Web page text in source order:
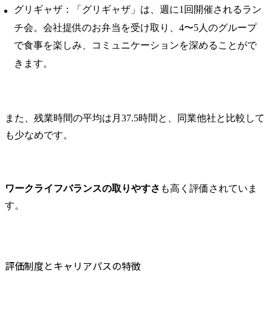
グリギャザ：「グリギャザ」は、週に1回開催されるラン
チ会。会社提供のお弁当を受け取り、4〜5人のグループ
で食事を楽しみ、コミュニケーションを深めることがで
きます。
また、残業時間の平均は月37.5時間と、同業他社と比較して
も少なめです。
ワークライフバランスの取りやすさ も高く評価されていま
す。
評価制度とキャリアパスの特徴